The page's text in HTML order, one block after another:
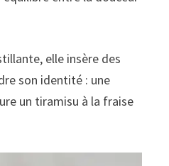
elle insère des
son identité : une
un tiramisu à la fraise